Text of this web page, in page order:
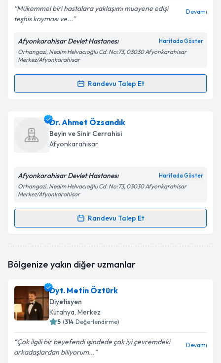
Mükemmel biri hastalara yaklaşımı muayene edişi
teşhis koyması ve...
Devamı
Afyonkarahisar Devlet Hastanesı Haritada Göster
Orhangazi, Nedim Helvacıoğlu Cd. No:73, 03030 Afyonkarahisar
Merkez/Afyonkarahisar
Randevu Talep Et
Randevu Takvimi Talebi
Dr. Elif Simin Issıiçin randevu takvimi talebi
oluşturun. Size bu uzmandan randevu almanız için bir
takvim hazırlandığında e-posta ile bilgilendireceğiz.
Kişisel verilerimin işlenmesine ilişkinAydınlatma
'ni okudum ve kişisel verilerimin belirtilen
kapsamda işlenmesini kabul ediyorum.
Takvim Talebini Gönder
Dr. Ahmet Özsandık
Beyin ve Sinir Cerrahisi
Afyonkarahisar
Afyonkarahisar Devlet Hastanesı Haritada Göster
Orhangazi, Nedim Helvacıoğlu Cd. No:73, 03030 Afyonkarahisar
Merkez/Afyonkarahisar
Randevu Talep Et
Randevu Takvimi Talebi
oluşturun. Size bu uzmandan randevu almanız için bir
E-posta Adresiniz
Kişisel verilerimin işlenmesine ilişkinAydınlatma
Metni'ni okudum ve kişisel verilerimin belirtilen
Bölgenize yakın diğer uzmanlar
Dyt. Metin Öztürk
Diyetisyen
Kütahya, Merkez
5 (314 Değerlendirme)
Çok ilgili bir beyefendi işindede çok iyi çevremdeki
arkadaşlardan biliyorum...
Devamı